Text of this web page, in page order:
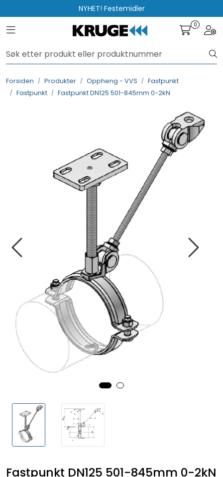
Skip to main contentNYHET! Festemidler
Toggle navigation 0
Forsiden Produkter Oppheng - VVS
Fastpunkt
Fastpunkt
Fastpunkt DN125 501-845mm 0-2kN
Fastpunkt DN125 501-845mm 0-2kN
Rådgivning